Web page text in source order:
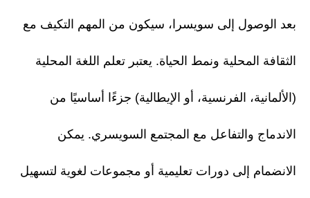
بعد الوصول إلى سويسرا، سيكون من المهم التكيف مع
الثقافة المحلية ونمط الحياة. يعتبر تعلم اللغة المحلية
(الألمانية، الفرنسية، أو الإيطالية) جزءًا أساسيًا من
الاندماج والتفاعل مع المجتمع السويسري. يمكن
الانضمام إلى دورات تعليمية أو مجموعات لغوية لتسهيل